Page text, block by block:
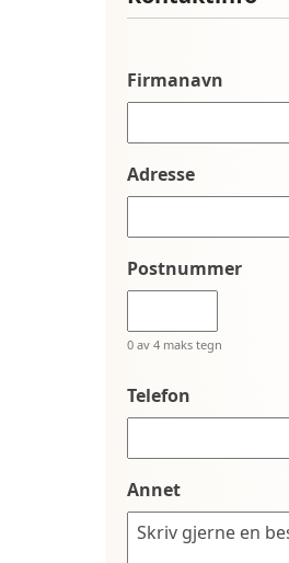
Firmanavn
Adresse
Postnummer
0 av 4 maks tegn
Telefon
Annet